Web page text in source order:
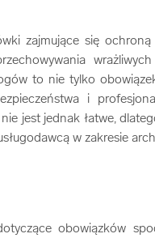
zajmujące się
to nie tylko
i
jest jednak łatwe,
w zakresie
obowiązków